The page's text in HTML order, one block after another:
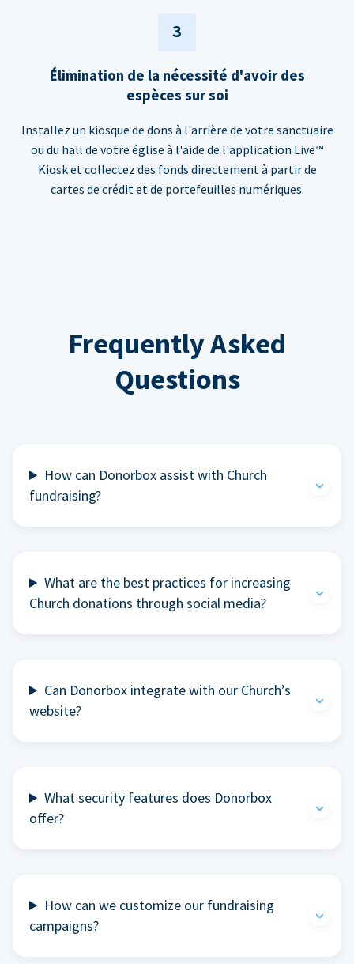
3
Élimination de la nécessité d'avoir des
espèces sur soi
Installez un kiosque de dons à l'arrière de votre sanctuaire
ou du hall de votre église à l'aide de l'application Live™
Kiosk et collectez des fonds directement à partir de
cartes de crédit et de portefeuilles numériques.
Frequently Asked
Questions
How can Donorbox assist with Church
fundraising?
What are the best practices for increasing
Church donations through social media?
Can Donorbox integrate with our Church’s
website?
What security features does Donorbox
offer?
How can we customize our fundraising
campaigns?